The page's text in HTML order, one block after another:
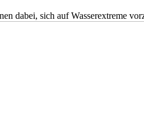
dabei, sich auf Wasserextreme